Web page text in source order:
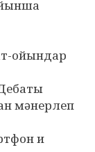
ойындар
мәнерлеп
и